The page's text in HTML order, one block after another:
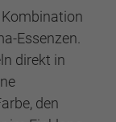
Essenzen.
direkt in
den